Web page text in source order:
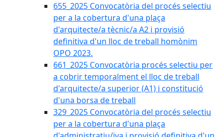
655_2025 Convocatòria del procés selectiu
per a la cobertura d'una plaça
d'arquitecte/a tècnic/a A2 i provisió
definitiva d'un lloc de treball homònim
OPO 2023.
661_2025 Convocatòria procés selectiu per
a cobrir temporalment el lloc de treball
d'arquitecte/a superior (A1) i constitució
d'una borsa de treball
329_2025 Convocatòria del procés selectiu
per a la cobertura d'una plaça